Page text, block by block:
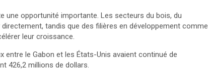
une opportunité importante. Les secteurs du bois, du
tandis que des filières en développement comme
leur croissance.
le Gabon et les États-Unis avaient continué de
426,2 millions de dollars.